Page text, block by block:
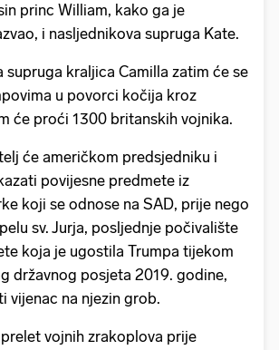
princ William, kako ga je
i nasljednikova supruga Kate.
supruga kraljica Camilla zatim će se
u povorci kočija kroz
će proći 1300 britanskih vojnika.
će američkom predsjedniku i
povijesne predmete iz
koji se odnose na SAD, prije nego
sv. Jurja, posljednje počivalište
koja je ugostila Trumpa tijekom
državnog posjeta 2019. godine,
vijenac na njezin grob.
vojnih zrakoplova prije